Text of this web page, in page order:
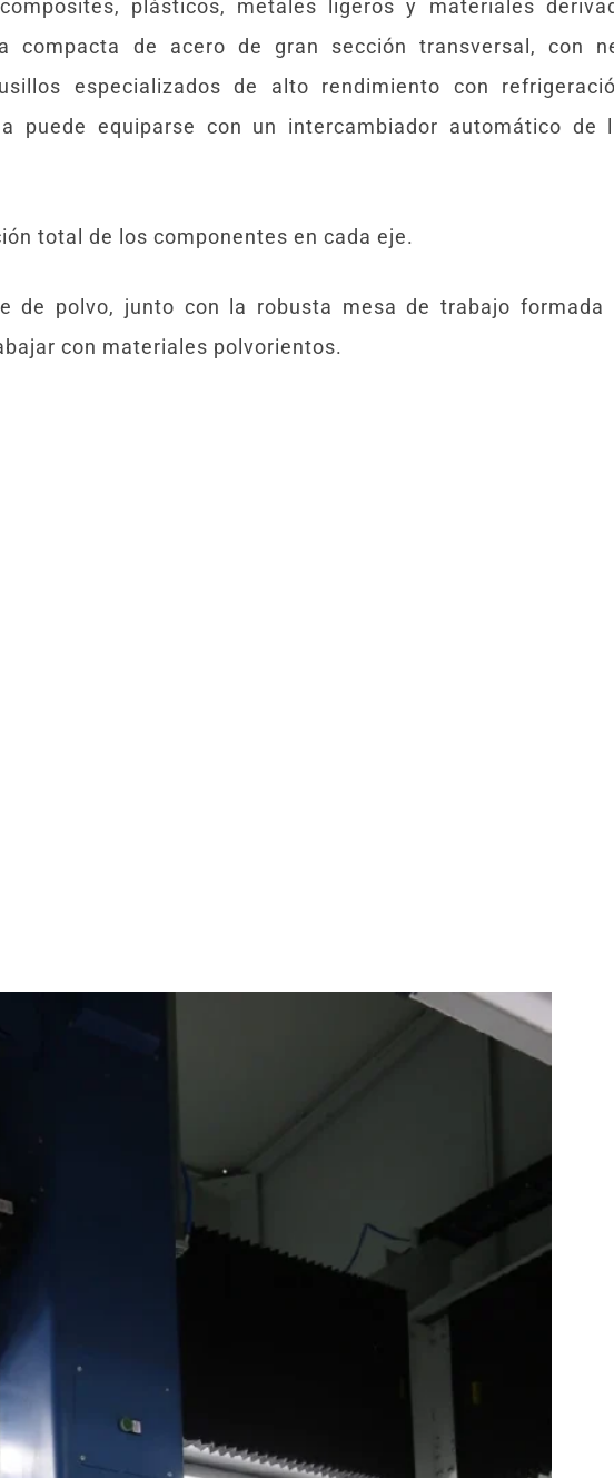
plásticos, metales ligeros y materiales
compacta de acero de gran sección transversal, con
especializados de alto rendimiento con
puede equiparse con un intercambiador automático de
total de los componentes en cada eje.
de polvo, junto con la robusta mesa de trabajo formada
con materiales polvorientos.